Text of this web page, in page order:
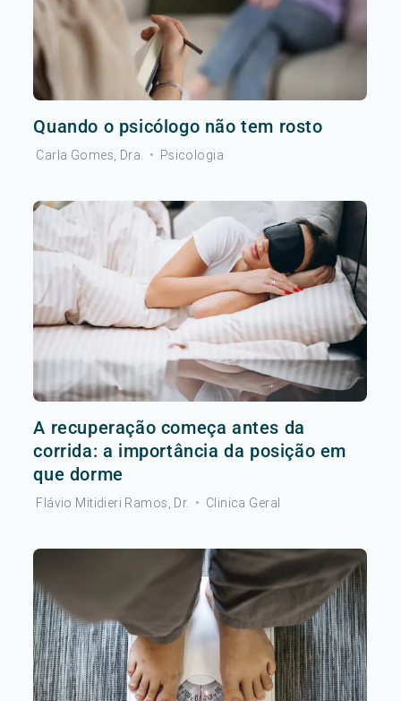
Quando o psicólogo não tem rosto
Carla Gomes, Dra. • Psicologia
A recuperação começa antes da
corrida: a importância da posição em
que dorme
Flávio Mitidieri Ramos, Dr. • Clinica Geral